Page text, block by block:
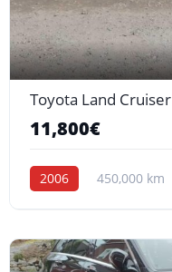
Toyota Land Cruiser
11,800€
2006 450,000 km